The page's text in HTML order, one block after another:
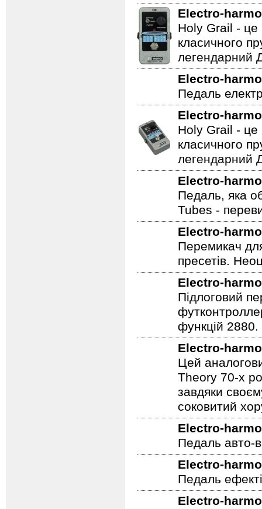
Electro-
Holy Grail - це
класичного
легендарний
Electro-
Педаль
Electro-
Holy Grail - це
класичного
легендарний
Electro-
Педаль, яка
Tubes -
Electro-
Перемикач
пресетів.
Electro-
Підлоговий
функцій 2880.
Electro-
Цей
Theory 70-х
завдяки
соковитий
Electro-
Педаль авто-
Electro-
Педаль
Electro-